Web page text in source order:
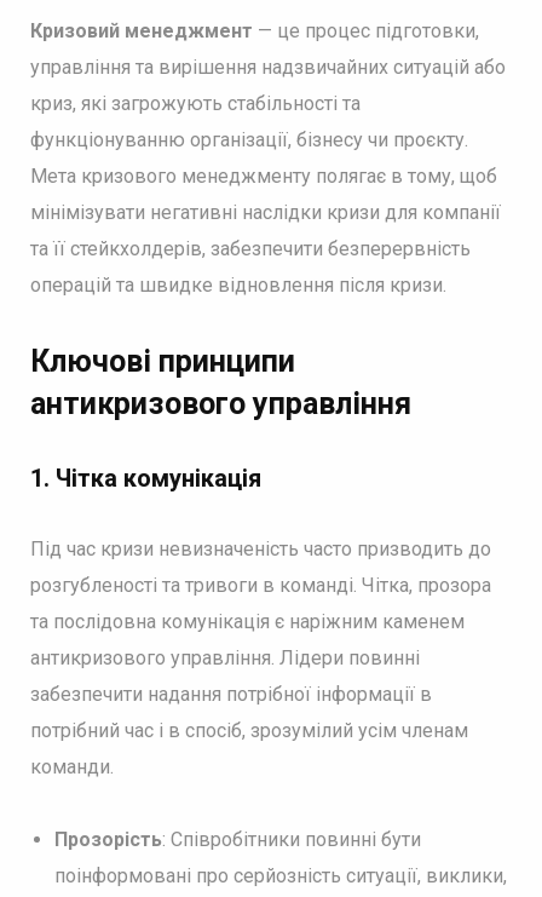
Кризовий менеджмент — це процес підготовки,
управління та вирішення надзвичайних ситуацій або
криз, які загрожують стабільності та
функціонуванню організації, бізнесу чи проєкту.
Мета кризового менеджменту полягає в тому, щоб
мінімізувати негативні наслідки кризи для компанії
та її стейкхолдерів, забезпечити безперервність
операцій та швидке відновлення після кризи.
Ключові принципи
антикризового управління
1. Чітка комунікація
Під час кризи невизначеність часто призводить до
розгубленості та тривоги в команді. Чітка, прозора
та послідовна комунікація є наріжним каменем
антикризового управління. Лідери повинні
забезпечити надання потрібної інформації в
потрібний час і в спосіб, зрозумілий усім членам
команди.
Прозорість: Співробітники повинні бути
поінформовані про серйозність ситуації, виклики,